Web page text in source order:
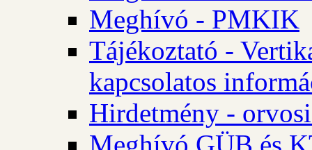
Meghívó - PMKIK
Tájékoztató -
kapcsolatos
Hirdetmény -